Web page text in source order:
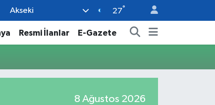
Akseki 27°
Resmi İlanlar E-Gazete
8 Ağustos 2026